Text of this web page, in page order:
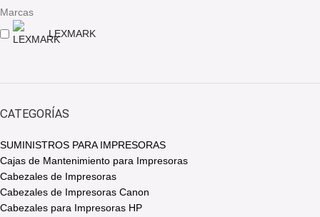
Marcas
LEXMARK
CATEGORÍAS
SUMINISTROS PARA IMPRESORAS
Cajas de Mantenimiento para Impresoras
Cabezales de Impresoras
Cabezales de Impresoras Canon
Cabezales para Impresoras HP